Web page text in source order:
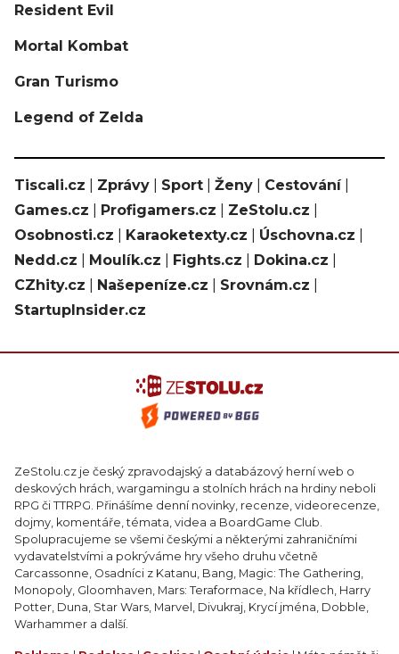
Resident Evil
Mortal Kombat
Gran Turismo
Legend of Zelda
Tiscali.cz Zprávy Sport Ženy Cestování|
Games.cz
Profigamers.cz ZeStolu.cz
Osobnosti.cz
Karaoketexty.cz Úschovna.cz
Nedd.cz
Moulík.cz Fights.cz Dokina.cz
CZhity.cz
Našepeníze.cz Srovnám.cz
StartupInsider.cz
ZeStolu.cz je český zpravodajský a databázový herní web o
deskových hrách, wargamingu a stolních hrách na hrdiny neboli
RPG či TTRPG. Přinášíme denní novinky, recenze, videorecenze,
dojmy, komentáře, témata, videa a BoardGame Club.
Spolupracujeme se všemi českými a některými zahraničními
vydavatelstvími a pokrýváme hry všeho druhu včetně
Carcassonne, Osadníci z Katanu, Bang, Magic: The Gathering,
Monopoly, Gloomhaven, Mars: Teraformace, Na křídlech, Harry
Potter, Duna, Star Wars, Marvel, Divukraj, Krycí jména, Dobble,
Warhammer a další.